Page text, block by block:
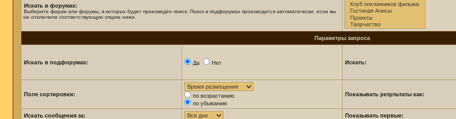
Искать в форумах:
Выберите форум или форумы, в которых будет произведён поиск. Поиск в подфорумах производится автоматически, если вы
не отключили соответствующую опцию ниже.
Параметры запроса
Искать в подфорумах: Да Нет Искать:
Поле сортировки:
по возрастанию
по убыванию
Показывать результаты как:
Искать сообщения за: Показывать первые: